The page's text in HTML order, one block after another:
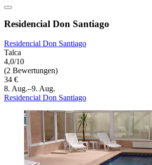
Residencial Don Santiago
Residencial Don Santiago
Talca
4,0/10
(2 Bewertungen)
34 €
8. Aug.–9. Aug.
Residencial Don Santiago